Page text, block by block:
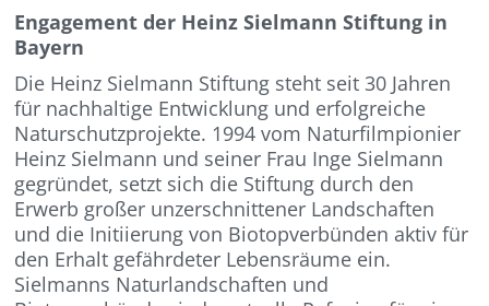
Engagement der Heinz Sielmann Stiftung in
Bayern
Die Heinz Sielmann Stiftung steht seit 30 Jahren
für nachhaltige Entwicklung und erfolgreiche
Naturschutzprojekte. 1994 vom Naturfilmpionier
Heinz Sielmann und seiner Frau Inge Sielmann
gegründet, setzt sich die Stiftung durch den
Erwerb großer unzerschnittener Landschaften
und die Initiierung von Biotopverbünden aktiv für
den Erhalt gefährdeter Lebensräume ein.
Sielmanns Naturlandschaften und